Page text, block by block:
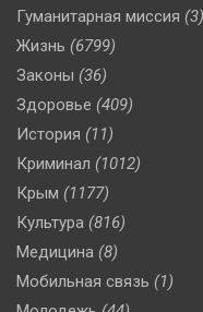
Гуманитарная миссия (3)
Жизнь (6799)
Законы (36)
Здоровье (409)
История (11)
Криминал (1012)
Крым (1177)
Культура (816)
Медицина (8)
Мобильная связь (1)